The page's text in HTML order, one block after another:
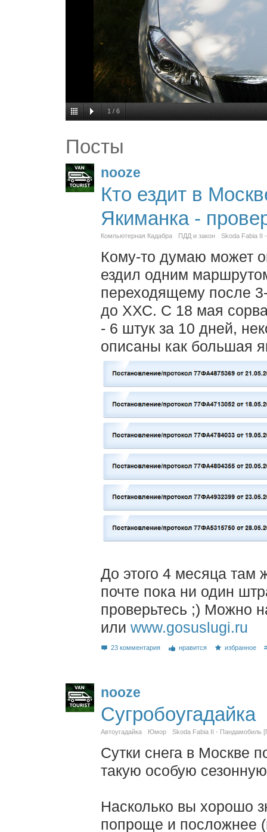
1 / 6
Посты
nooze
Кто ездит в
Якиманка -
Компьютерная Кадабра ПДД и закон Skoda Fabia II
Кому-то думаю может
ездил одним
переходящему после
до ХХС. C 18 мая
- 6 штук за 10 дней,
описаны как большая
До этого 4 месяца там
почте пока ни один
проверьтесь ;) Можно
или www.gosuslugi.ru
23 комментария нравится избранное
nooze
Сугробоугадайка
Автоугадайка Юмор Skoda Fabia II - Пандамобиль
Сутки снега в Москве
такую особую
Насколько вы хорошо
попроще и посложнее